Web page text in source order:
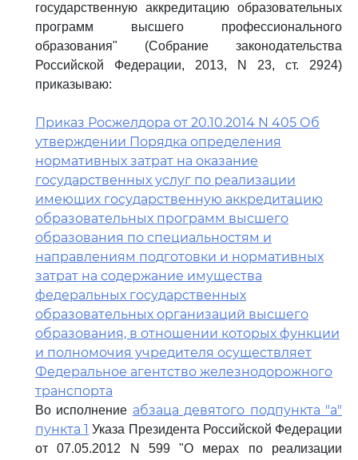
государственную аккредитацию образовательных
программ высшего профессионального
образования" (Собрание законодательства
Российской Федерации, 2013, N 23, ст. 2924)
приказываю:
Приказ Росжелдора от 20.10.2014 N 405 Об
утверждении Порядка определения
нормативных затрат на оказание
государственных услуг по реализации
имеющих государственную аккредитацию
образовательных программ высшего
образования по специальностям и
направлениям подготовки и нормативных
затрат на содержание имущества
федеральных государственных
образовательных организаций высшего
образования, в отношении которых функции
и полномочия учредителя осуществляет
Федеральное агентство железнодорожного
транспорта
Во исполнение абзаца девятого подпункта "а"
пункта 1 Указа Президента Российской Федерации
от 07.05.2012 N 599 "О мерах по реализации